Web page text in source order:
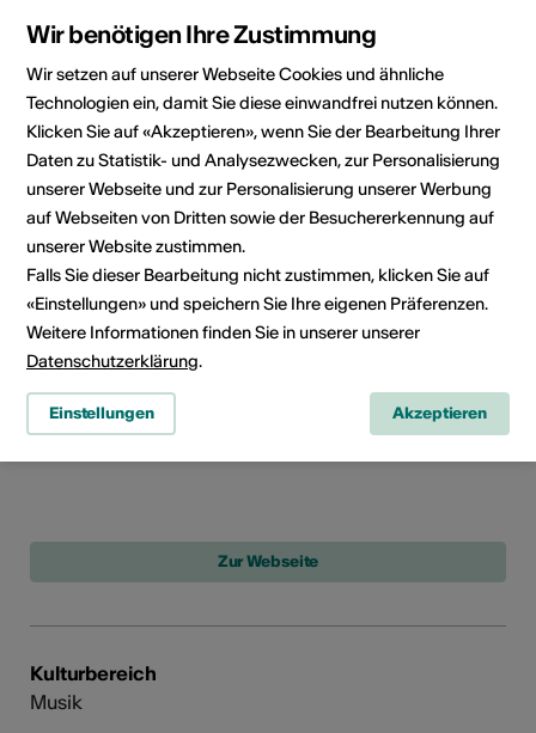
Meilensteine
Résidence artistique en
Islande du Nord : création en
immersion
Datum: 20.12.2015
Création de l'Association "Le
Datum: 19.10.2015
Webseite:
http://www.lechantdeslieux.com
Création du projet ORIGINS
Datum: 20.03.2015
Kulturbereich
Musik
Wir benötigen Ihre Zustimmung
Wir setzen auf unserer Webseite Cookies und ähnliche
Technologien ein, damit Sie diese einwandfrei nutzen können.
Klicken Sie auf «Akzeptieren», wenn Sie der Bearbeitung Ihrer
Daten zu Statistik- und Analysezwecken, zur Personalisierung
unserer Webseite und zur Personalisierung unserer Werbung
auf Webseiten von Dritten sowie der Besuchererkennung auf
unserer Website zustimmen.
Falls Sie dieser Bearbeitung nicht zustimmen, klicken Sie auf
«Einstellungen» und speichern Sie Ihre eigenen Präferenzen.
Weitere Informationen finden Sie in unserer unserer
Datenschutzerklärung.
Einstellungen Akzeptieren